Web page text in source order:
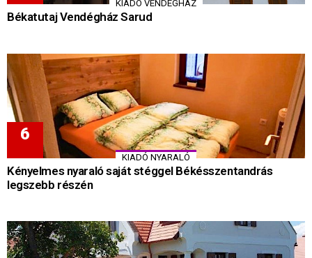
KIADÓ VENDÉGHÁZ
Békatutaj Vendégház Sarud
KIADÓ NYARALÓ
Kényelmes nyaraló saját stéggel Békésszentandrás
legszebb részén